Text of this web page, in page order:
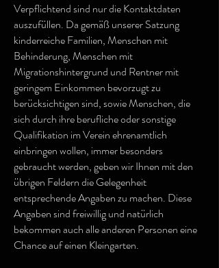
Verpflichtend sind nur die Kontaktdaten
auszufüllen. Da gemäß unserer Satzung
kinderreiche Familien, Menschen mit
Behinderung, Menschen mit
Migrationshintergrund und Rentner mit
geringem Einkommen bevorzugt zu
berücksichtigen sind, sowie Menschen, die
sich durch ihre berufliche oder sonstige
Qualifikation im Verein ehrenamtlich
einbringen wollen, immer besonders
gebraucht werden, geben wir Ihnen mit den
übrigen Feldern die Gelegenheit
entsprechende Angaben zu machen. Diese
Angaben sind freiwillig und natürlich
bekommen auch alle anderen Personen eine
Chance auf einen Kleingarten.